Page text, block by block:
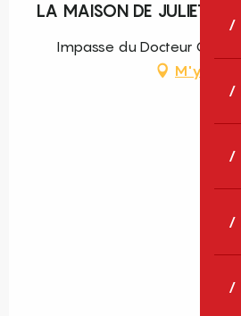
LA MAISON DE JULIETTE
Impasse du Docteur
M'y rendre